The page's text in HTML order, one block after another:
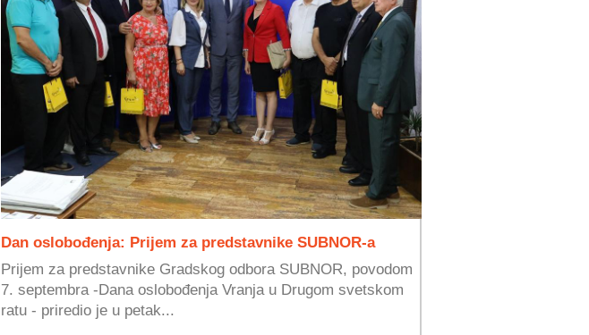
Dan oslobođenja: Prijem za predstavnike SUBNOR-a
Prijem za predstavnike Gradskog odbora SUBNOR, povodom
7. septembra -Dana oslobođenja Vranja u Drugom svetskom
ratu - priredio je u petak...